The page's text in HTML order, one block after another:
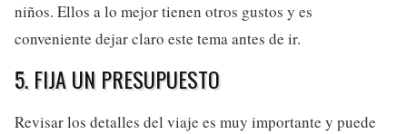
niños. Ellos a lo mejor tienen otros gustos y es
conveniente dejar claro este tema antes de ir.
5. FIJA UN PRESUPUESTO
Revisar los detalles del viaje es muy importante y puede